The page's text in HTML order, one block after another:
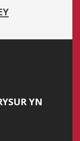
YN